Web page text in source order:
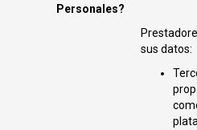
Personales?
sus datos: